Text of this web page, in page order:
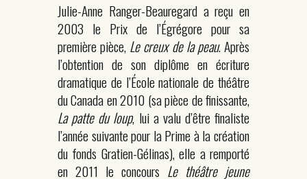
Julie-Anne Ranger-Beauregard a reçu en
2003 le Prix de l’Égrégore pour sa
première pièce, Le creux de la peau. Après
l’obtention de son diplôme en écriture
dramatique de l’École nationale de théâtre
du Canada en 2010 (sa pièce de finissante,
La patte du loup, lui a valu d’être finaliste
l’année suivante pour la Prime à la création
du fonds Gratien-Gélinas), elle a remporté
en 2011 le concours Le théâtre jeune